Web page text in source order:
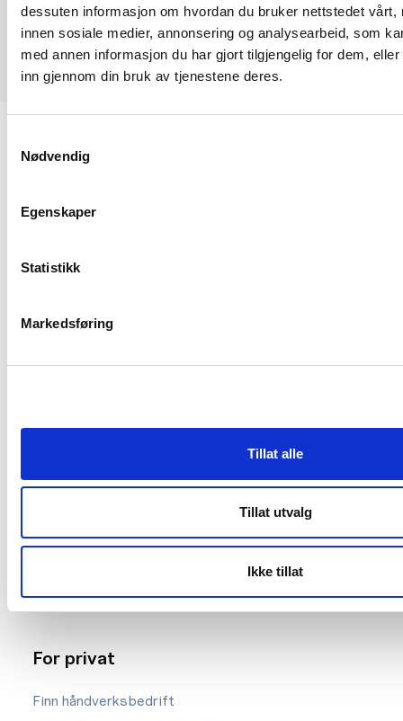
dessuten informasjon om hvordan du bruker nettstedet vårt,
innen sosiale medier, annonsering og analysearbeid, som
med annen informasjon du har gjort tilgjengelig for dem,
inn gjennom din bruk av tjenestene deres.
Nødvendig
Egenskaper
Statistikk
Markedsføring
Tillat alle
Tillat utvalg
Ikke tillat
Sørkedalsveien 9D
23 08 75 77
Våre ansatte
Vedtekter og etiske regler
For privat
Finn håndverksbedrift